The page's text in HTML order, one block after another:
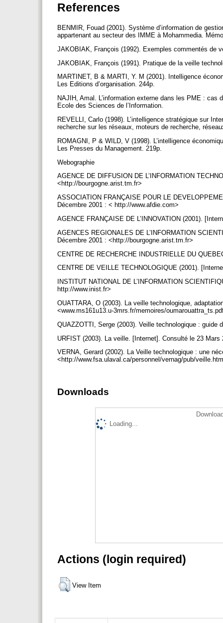
References
BENMIR, Fouad (2001). Système d’information de
appartenant au secteur des IMME à Mohammedia.
JAKOBIAK, François (1992). Exemples commentés de
JAKOBIAK, François (1991). Pratique de la veille
MARTINET, B & MARTI, Y. M (2001). Intelligence
Les Editions d’organisation. 244p.
NAJIH, Amal. L’information externe dans les PME :
Ecole des Sciences de l’Information.
REVELLI, Carlo (1998). L’intelligence stratégique sur
recherche sur les réseaux, moteurs de recherche,
ROMAGNI, P & WILD, V (1998). L’intelligence
Les Presses du Management. 219p.
Webographie
AGENCE DE DIFFUSION DE L’INFORMATION
<http://bourgogne.arist.tm.fr>
ASSOCIATION FRANÇAISE POUR LE
Décembre 2001 : < http://www.afdie.com>
AGENCE FRANÇAISE DE L’INNOVATION (2001).
AGENCES REGIONALES DE L’INFORMATION
Décembre 2001 : <http://bourgogne.arist.tm.fr>
CENTRE DE RECHERCHE INDUSTRIELLE DU
CENTRE DE VEILLE TECHNOLOGIQUE (2001).
INSTITUT NATIONAL DE L’INFORMATION
http://www.inist.fr>
OUATTARA, O (2003). La veille technologique,
<www.ms161u13.u-3mrs.fr/memoires/
QUAZZOTTI, Serge (2003). Veille technologique :
URFIST (2003). La veille. [Internet]. Consulté le 23
VERNA, Gerard (2002). La Veille technologique : une
<http://www.fsa.ulaval.ca/personnel/vernag/pub/
Downloads
Loading...
Actions (login required)
View Item